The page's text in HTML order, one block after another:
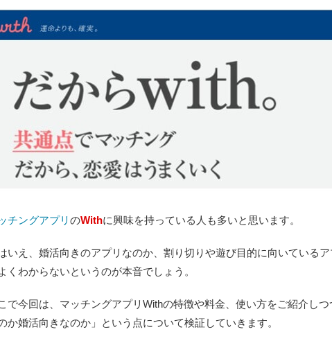
チングアプリ のWithに興味を持っている人も多いと思います。
いえ、婚活向きのアプリなのか、割り切りや遊び目的に向いている
くわからないというのが本音でしょう。
で今回は、マッチングアプリWithの特徴や料金、使い方をご紹介しつ
か婚活向きなのか 」という点について検証していきます。